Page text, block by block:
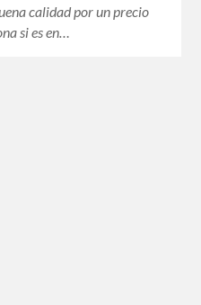
calidad por un precio
si es en…